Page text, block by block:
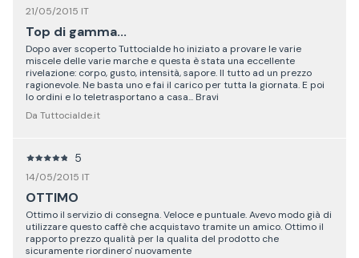
21/05/2015 IT
Top di gamma...
Dopo aver scoperto Tuttocialde ho iniziato a provare le varie
miscele delle varie marche e questa è stata una eccellente
rivelazione: corpo, gusto, intensità, sapore. Il tutto ad un prezzo
ragionevole. Ne basta uno e fai il carico per tutta la giornata. E poi
lo ordini e lo teletrasportano a casa... Bravi
Da Tuttocialde.it
5
14/05/2015 IT
OTTIMO
Ottimo il servizio di consegna. Veloce e puntuale. Avevo modo già di
utilizzare questo caffè che acquistavo tramite un amico. Ottimo il
rapporto prezzo qualità per la qualita del prodotto che
sicuramente riordinero' nuovamente